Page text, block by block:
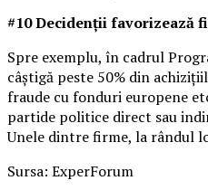
#10 Decidenții favorizează
Spre exemplu, în cadrul
câștigă peste 50% din
fraude cu fonduri europene
partide politice direct sau
Unele dintre firme, la rândul
Sursa: ExperForum